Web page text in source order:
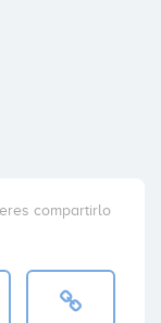
compartirlo